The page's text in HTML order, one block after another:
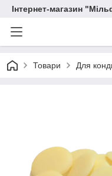
Інтернет-магазин
Товари Для